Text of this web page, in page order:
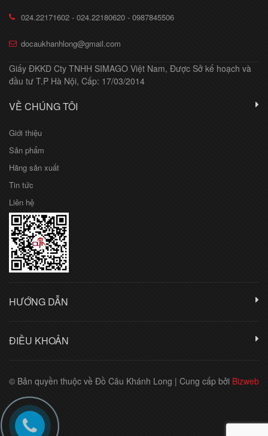
024.22171602 - 024.22180620 - 0987845506
docaukhanhlong@gmail.com
Giấy ĐKKD Cty TNHH SIMAGO Việt Nam, Được Sở kế hoạch và
đầu tư T.P Hà Nội, Cấp: 17/03/2014
VỀ CHÚNG TÔI
Giới thiệu
Sản phẩm
Hãng sản xuất
Tin tức
Liên hệ
HƯỚNG DẪN
ĐIỀU KHOẢN
© Bản quyền thuộc về Đồ Câu Khánh Long | Cung cấp bởi Bizweb